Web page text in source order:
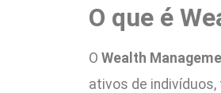
O que é
O Wealth
ativos de